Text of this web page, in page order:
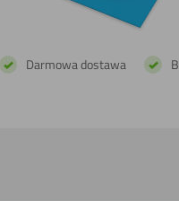
Darmowa dostawa